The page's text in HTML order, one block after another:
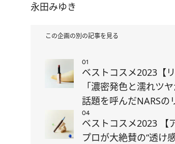
永田みゆき
この企画の別の記事を見る
01
ベストコスメ2023【リ
「濃密発色と濡れツ
話題を呼んだNARSの
04
ベストコスメ2023 【
プロが大絶賛の“透け